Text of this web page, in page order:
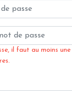
il faut au moins une